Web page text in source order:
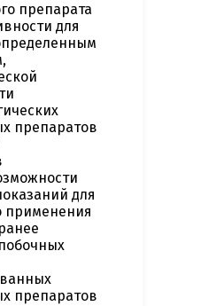
препарата
для
препаратов
для
применения
препаратов